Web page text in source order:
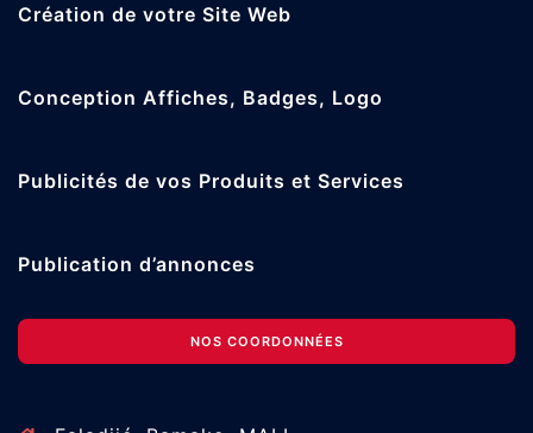
Création de votre Site Web
Conception Affiches, Badges, Logo
Publicités de vos Produits et Services
Publication d’annonces
NOS COORDONNÉES